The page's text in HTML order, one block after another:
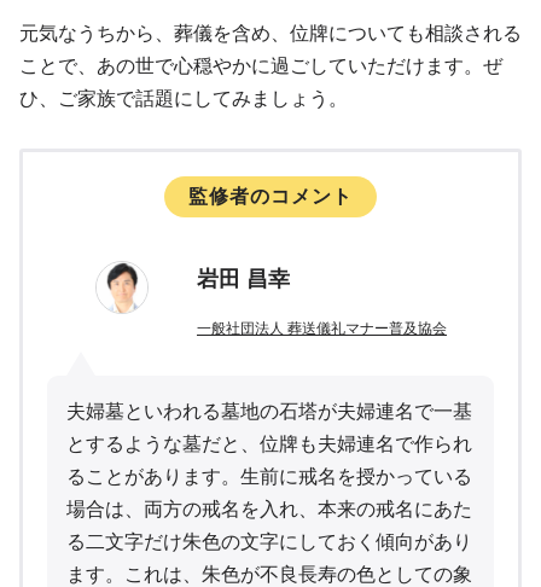
元気なうちから、葬儀を含め、位牌についても相談される
ことで、あの世で心穏やかに過ごしていただけます。ぜ
ひ、ご家族で話題にしてみましょう。
監修者のコメント
岩田 昌幸
一般社団法人 葬送儀礼マナー普及協会
夫婦墓といわれる墓地の石塔が夫婦連名で一基
とするような墓だと、位牌も夫婦連名で作られ
ることがあります。生前に戒名を授かっている
場合は、両方の戒名を入れ、本来の戒名にあた
る二文字だけ朱色の文字にしておく傾向があり
ます。これは、朱色が不良長寿の色としての象